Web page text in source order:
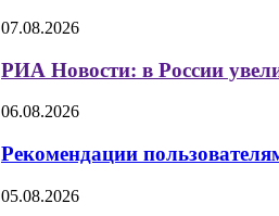
07.08.2026
РИА Новости: в России
06.08.2026
Рекомендации
05.08.2026